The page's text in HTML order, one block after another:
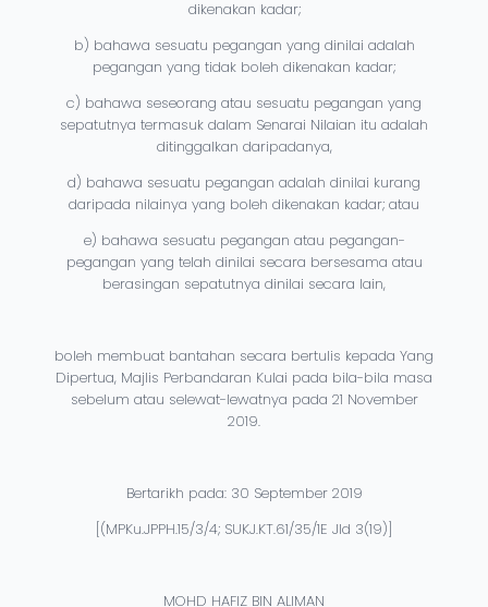
dikenakan kadar;
b) bahawa sesuatu pegangan yang dinilai adalah
pegangan yang tidak boleh dikenakan kadar;
c) bahawa seseorang atau sesuatu pegangan yang
sepatutnya termasuk dalam Senarai Nilaian itu adalah
ditinggalkan daripadanya,
d) bahawa sesuatu pegangan adalah dinilai kurang
daripada nilainya yang boleh dikenakan kadar; atau
e) bahawa sesuatu pegangan atau pegangan-
pegangan yang telah dinilai secara bersesama atau
berasingan sepatutnya dinilai secara lain,
boleh membuat bantahan secara bertulis kepada Yang
Dipertua, Majlis Perbandaran Kulai pada bila-bila masa
sebelum atau selewat-lewatnya pada 21 November
2019.
Bertarikh pada: 30 September 2019
[(MPKu.JPPH.15/3/4; SUKJ.KT.61/35/1E Jld 3(19)]
MOHD HAFIZ BIN ALIMAN